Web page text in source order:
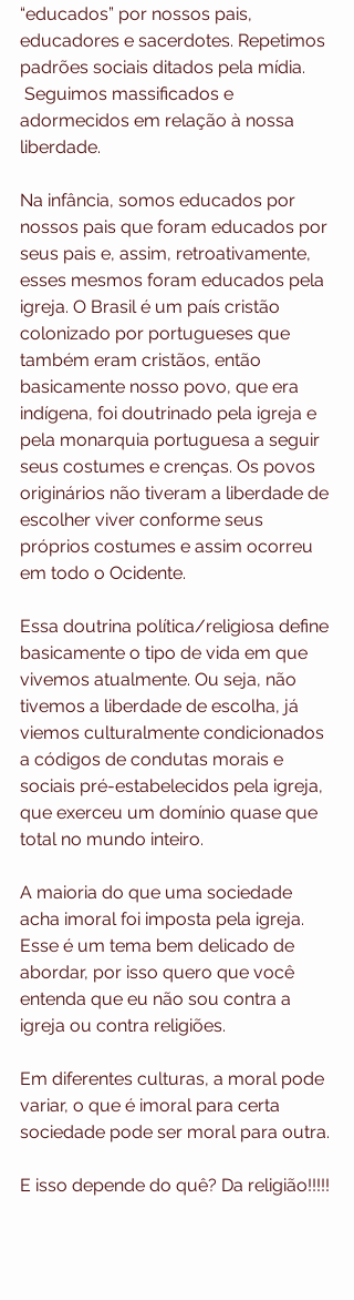
“educados” por nossos pais,
educadores e sacerdotes. Repetimos
padrões sociais ditados pela mídia.
Seguimos massificados e
adormecidos em relação à nossa
liberdade.
Na infância, somos educados por
nossos pais que foram educados por
seus pais e, assim, retroativamente,
esses mesmos foram educados pela
igreja. O Brasil é um país cristão
colonizado por portugueses que
também eram cristãos, então
basicamente nosso povo, que era
indígena, foi doutrinado pela igreja e
pela monarquia portuguesa a seguir
seus costumes e crenças. Os povos
originários não tiveram a liberdade de
escolher viver conforme seus
próprios costumes e assim ocorreu
em todo o Ocidente.
Essa doutrina política/religiosa define
basicamente o tipo de vida em que
vivemos atualmente. Ou seja, não
tivemos a liberdade de escolha, já
viemos culturalmente condicionados
a códigos de condutas morais e
sociais pré-estabelecidos pela igreja,
que exerceu um domínio quase que
total no mundo inteiro.
A maioria do que uma sociedade
acha imoral foi imposta pela igreja.
Esse é um tema bem delicado de
abordar, por isso quero que você
entenda que eu não sou contra a
igreja ou contra religiões.
Em diferentes culturas, a moral pode
variar, o que é imoral para certa
sociedade pode ser moral para outra.
E isso depende do quê? Da religião!!!!!